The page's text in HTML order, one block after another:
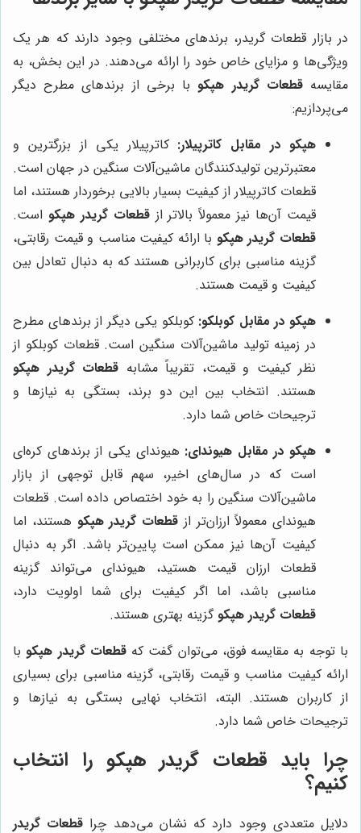
در بازار قطعات گریدر، برندهای مختلفی وجود دارند که هر یک
ویژگی‌ها و مزایای خاص خود را ارائه می‌دهند. در این بخش، به
مقایسهقطعات گریدر هپکوبا برخی از برندهای مطرح دیگر
می‌پردازیم:
هپکو در مقابل کاترپیلار: کاترپیلار یکی از بزرگترین و
معتبرترین تولیدکنندگان ماشین‌آلات سنگین در جهان است.
قطعات کاترپیلار از کیفیت بسیار بالایی برخوردار هستند، اما
قیمت آن‌ها نیز معمولاً بالاتر ازقطعات گریدر هپکو است.
قطعات گریدر هپکو با ارائه کیفیت مناسب و قیمت رقابتی،
گزینه مناسبی برای کاربرانی هستند که به دنبال تعادل بین
کیفیت و قیمت هستند.
هپکو در مقابل کوبلکو: کوبلکو یکی دیگر از برندهای مطرح
در زمینه تولید ماشین‌آلات سنگین است. قطعات کوبلکو از
نظر کیفیت و قیمت، تقریباً مشابه قطعات گریدر هپکو
هستند. انتخاب بین این دو برند، بستگی به نیازها و
ترجیحات خاص شما دارد.
هپکو در مقابل هیوندای: هیوندای یکی از برندهای کره‌ای
است که در سال‌های اخیر، سهم قابل توجهی از بازار
ماشین‌آلات سنگین را به خود اختصاص داده است. قطعات
هیوندای معمولاً ارزان‌تر از قطعات گریدر هپکو هستند، اما
کیفیت آن‌ها نیز ممکن است پایین‌تر باشد. اگر به دنبال
قطعات ارزان قیمت هستید، هیوندای می‌تواند گزینه
مناسبی باشد، اما اگر کیفیت برای شما اولویت دارد،
قطعات گریدر هپکوگزینه بهتری هستند.
با توجه به مقایسه فوق، می‌توان گفت کهقطعات گریدر هپکوبا
ارائه کیفیت مناسب و قیمت رقابتی، گزینه مناسبی برای بسیاری
از کاربران هستند. البته، انتخاب نهایی بستگی به نیازها و
ترجیحات خاص شما دارد.
چرا باید قطعات گریدر هپکو را انتخاب
کنیم؟
دلایل متعددی وجود دارد که نشان می‌دهد چرا قطعات گریدر